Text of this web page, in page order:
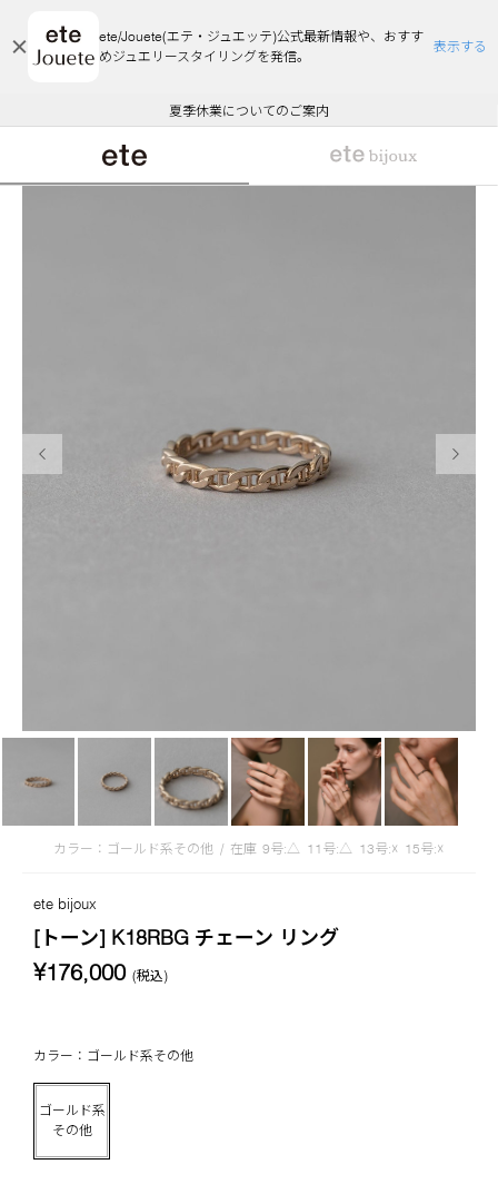
ete/Jouete(エテ・ジュエッテ)公式最新情報や、おすす
めジュエリースタイリングを発信。
表示する
エコラッピング及びエコポイント付与のご案内
ご注文いただいたお品物のお届け状況について
夏季休業についてのご案内
WEB Limited Items >>
採用のご案内
悪質な偽サイトにご注意ください
エコラッピング及びエコポイント付与のご案内
ご注文いただいたお品物のお届け状況について
カラー：ゴールド系その他 / 在庫 9号:△ 11号:△ 13号:☓ 15号:☓
ete bijoux
[トーン] K18RBG チェーン リング
¥176,000 (税込)
カラー：ゴールド系その他
ゴールド系
その他